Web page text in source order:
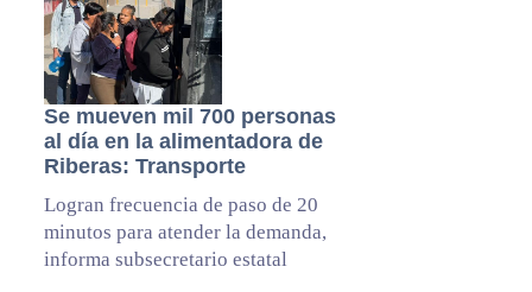
Se mueven mil 700 personas
al día en la alimentadora de
Riberas: Transporte
Logran frecuencia de paso de 20
minutos para atender la demanda,
informa subsecretario estatal